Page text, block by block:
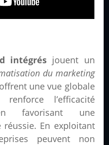
intégrés jouent un
du marketing
une vue globale
l’efficacité
favorisant une
En exploitant
peuvent non